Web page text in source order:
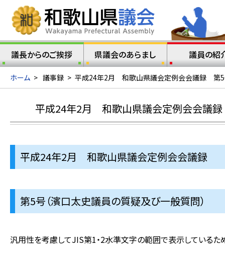
議長からのご挨拶 県議会のあらまし 議員の紹
ホーム > 議事録 > 平成24年2月 和歌山県議会定例会会議録 第5
平成24年2月 和歌山県議会定例会会議録
平成24年2月 和歌山県議会定例会会議録
第5号（濱口太史議員の質疑及び一般質問）
汎用性を考慮してJIS第1・2水準文字の範囲で表示しているた